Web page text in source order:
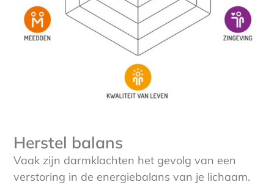
Herstel balans
Vaak zijn darmklachten het gevolg van een
verstoring in de energiebalans van je lichaam.